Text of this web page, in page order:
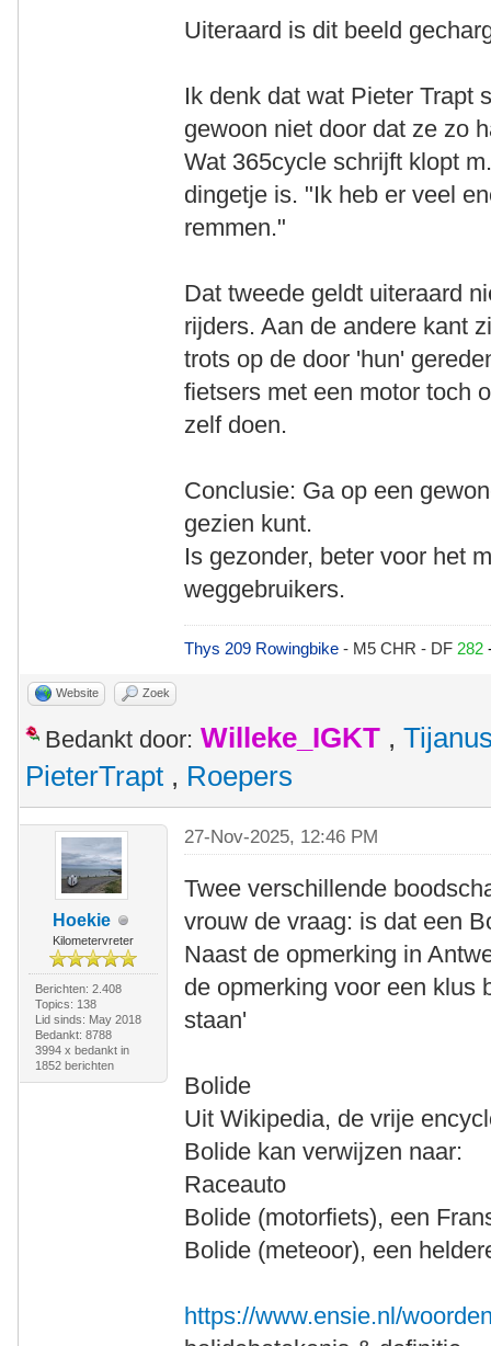
Uiteraard is dit beeld
Ik denk dat wat Pieter Trapt
gewoon niet door dat ze zo
Wat 365cycle schrijft klopt
dingetje is. "Ik heb er veel
remmen."
Dat tweede geldt uiteraard
rijders. Aan de andere kant
trots op de door 'hun'
fietsers met een motor toch
zelf doen.
Conclusie: Ga op een
gezien kunt.
Is gezonder, beter voor het
weggebruikers.
Thys 209 Rowingbike- M5 CHR - DF 282
Website Zoek
Bedankt door: Willeke_IGKT ,
PieterTrapt , Roepers
Hoekie
Kilometervreter
Berichten: 2.408
Topics: 138
Lid sinds: May 2018
Bedankt: 8788
3994 x bedankt in
1852 berichten
27-Nov-2025, 12:46 PM
Twee verschillende
vrouw de vraag: is dat een
Naast de opmerking in
de opmerking voor een klus
staan'
Bolide
Uit Wikipedia, de vrije
Bolide kan verwijzen naar:
Raceauto
Bolide (motorfiets), een
Bolide (meteoor), een
https://www.ensie.nl/